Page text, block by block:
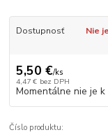
Dostupnosť Nie
5,50 €/ks
4,47 € bez DPH
Momentálne nie je k
Číslo produktu: